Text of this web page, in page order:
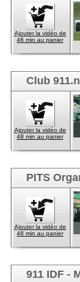
Ajouter la vidéo de
46 min au panier
Club
Ajouter la vidéo de
48 min au panier
PITS
Ajouter la vidéo de
46 min au panier
911 IDF -